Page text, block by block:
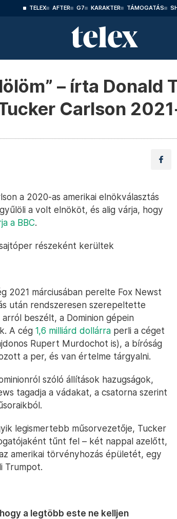
TELEX AFTER G7 KARAKTER TÁMOGATÁS
– írta Donald
Carlson
a 2020-as amerikai elnökválasztás
a volt elnököt, és alig várja, hogy
a BBC.
részeként kerültek
2021 márciusában perelte Fox Newst
után rendszeresen szerepeltette
beszélt, a Dominion gépein
A cég 1,6 milliárd dollárra perli a céget
Rupert Murdochot is), a bíróság
a per, és van értelme tárgyalni.
szóló állítások hazugságok,
tagadja a vádakat, a csatorna szerint
legismertebb műsorvezetője, Tucker
tűnt fel – két nappal azelőtt,
amerikai törvényhozás épületét, egy
Trumpot.
a legtöbb este ne kelljen